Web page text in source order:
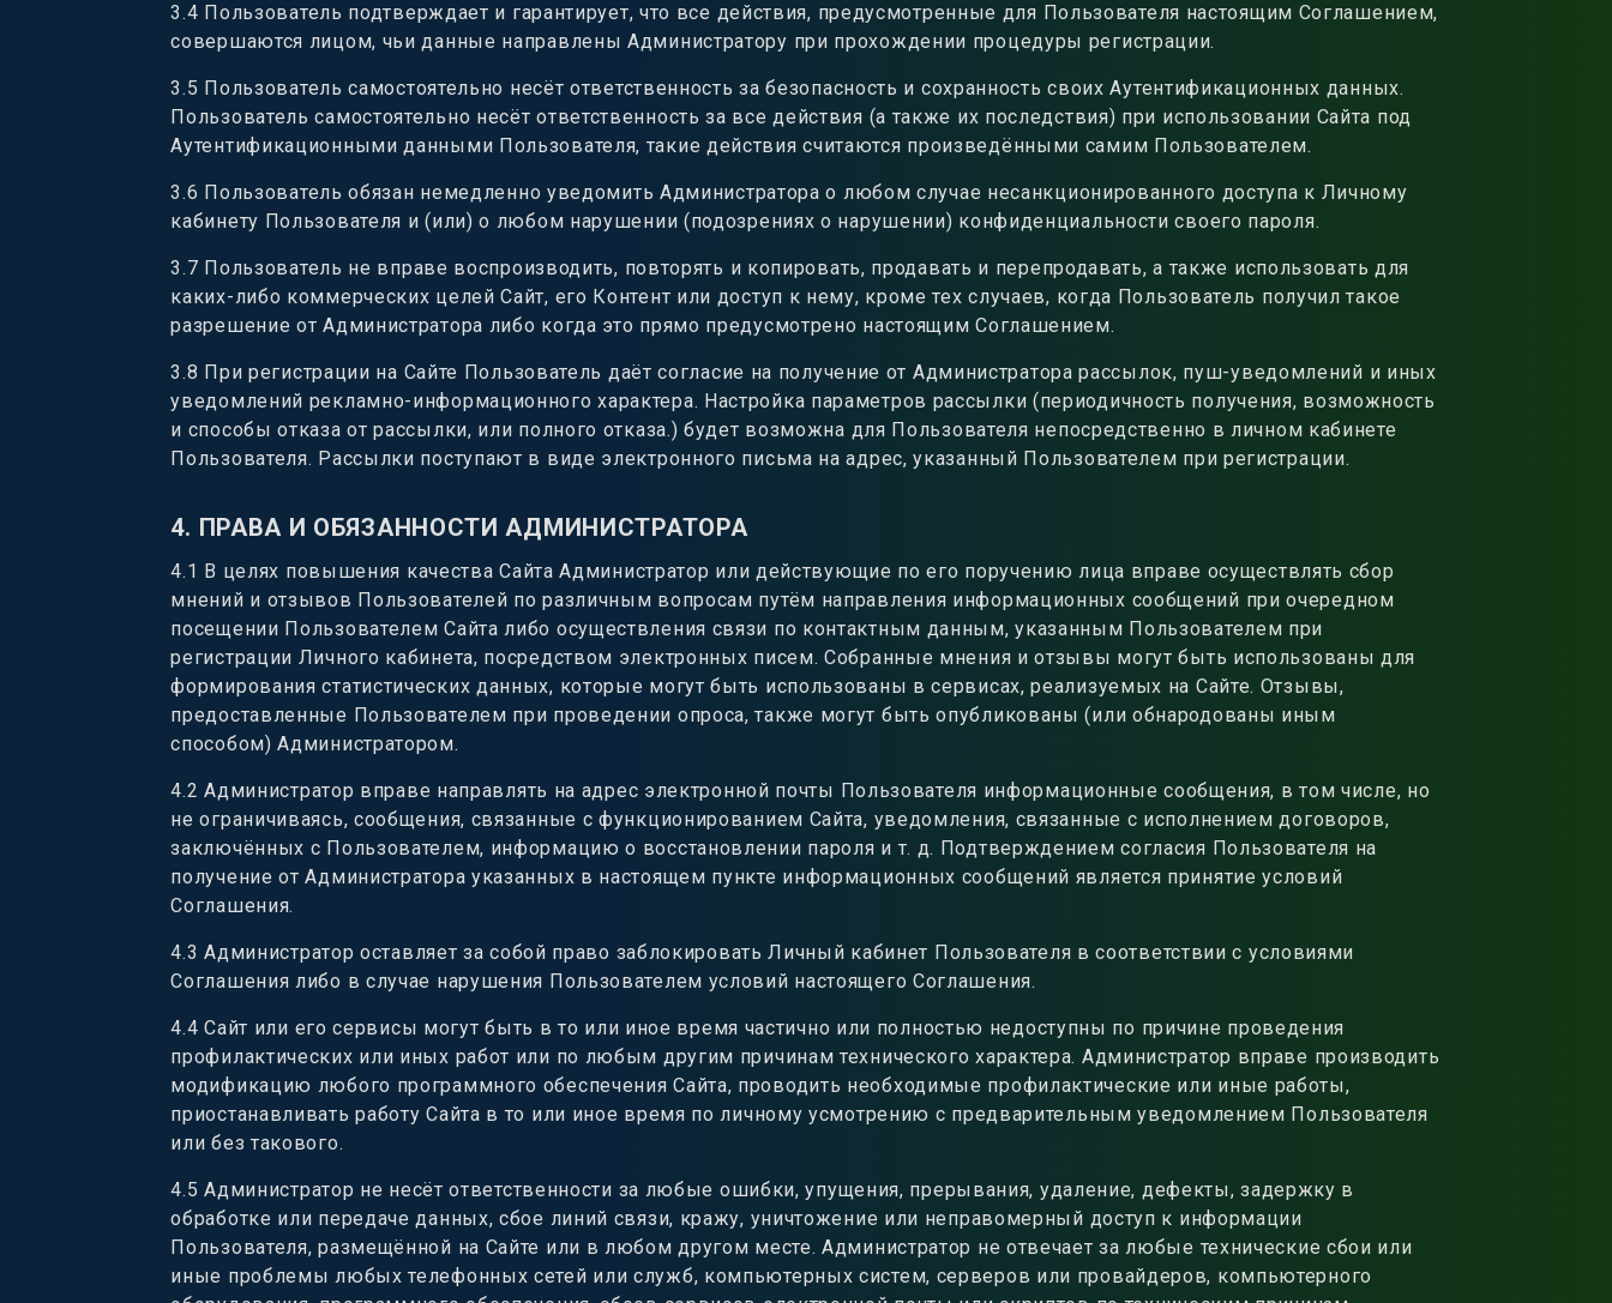
3.4 Пользователь подтверждает и гарантирует, что все действия, предусмотренные для Пользователя настоящим Соглашением,
совершаются лицом, чьи данные направлены Администратору при прохождении процедуры регистрации.
3.5 Пользователь самостоятельно несёт ответственность за безопасность и сохранность своих Аутентификационных данных.
Пользователь самостоятельно несёт ответственность за все действия (а также их последствия) при использовании Сайта под
Аутентификационными данными Пользователя, такие действия считаются произведёнными самим Пользователем.
3.6 Пользователь обязан немедленно уведомить Администратора о любом случае несанкционированного доступа к Личному
кабинету Пользователя и (или) о любом нарушении (подозрениях о нарушении) конфиденциальности своего пароля.
3.7 Пользователь не вправе воспроизводить, повторять и копировать, продавать и перепродавать, а также использовать для
каких-либо коммерческих целей Сайт, его Контент или доступ к нему, кроме тех случаев, когда Пользователь получил такое
разрешение от Администратора либо когда это прямо предусмотрено настоящим Соглашением.
3.8 При регистрации на Сайте Пользователь даёт согласие на получение от Администратора рассылок, пуш-уведомлений и иных
уведомлений рекламно-информационного характера. Настройка параметров рассылки (периодичность получения, возможность
и способы отказа от рассылки, или полного отказа.) будет возможна для Пользователя непосредственно в личном кабинете
Пользователя. Рассылки поступают в виде электронного письма на адрес, указанный Пользователем при регистрации.
4. ПРАВА И ОБЯЗАННОСТИ АДМИНИСТРАТОРА
4.1 В целях повышения качества Сайта Администратор или действующие по его поручению лица вправе осуществлять сбор
мнений и отзывов Пользователей по различным вопросам путём направления информационных сообщений при очередном
посещении Пользователем Сайта либо осуществления связи по контактным данным, указанным Пользователем при
регистрации Личного кабинета, посредством электронных писем. Собранные мнения и отзывы могут быть использованы для
формирования статистических данных, которые могут быть использованы в сервисах, реализуемых на Сайте. Отзывы,
предоставленные Пользователем при проведении опроса, также могут быть опубликованы (или обнародованы иным
способом) Администратором.
4.2 Администратор вправе направлять на адрес электронной почты Пользователя информационные сообщения, в том числе, но
не ограничиваясь, сообщения, связанные с функционированием Сайта, уведомления, связанные с исполнением договоров,
заключённых с Пользователем, информацию о восстановлении пароля и т. д. Подтверждением согласия Пользователя на
получение от Администратора указанных в настоящем пункте информационных сообщений является принятие условий
Соглашения.
4.3 Администратор оставляет за собой право заблокировать Личный кабинет Пользователя в соответствии с условиями
Соглашения либо в случае нарушения Пользователем условий настоящего Соглашения.
4.4 Сайт или его сервисы могут быть в то или иное время частично или полностью недоступны по причине проведения
профилактических или иных работ или по любым другим причинам технического характера. Администратор вправе производить
модификацию любого программного обеспечения Сайта, проводить необходимые профилактические или иные работы,
приостанавливать работу Сайта в то или иное время по личному усмотрению с предварительным уведомлением Пользователя
или без такового.
4.5 Администратор не несёт ответственности за любые ошибки, упущения, прерывания, удаление, дефекты, задержку в
обработке или передаче данных, сбое линий связи, кражу, уничтожение или неправомерный доступ к информации
Пользователя, размещённой на Сайте или в любом другом месте. Администратор не отвечает за любые технические сбои или
иные проблемы любых телефонных сетей или служб, компьютерных систем, серверов или провайдеров, компьютерного